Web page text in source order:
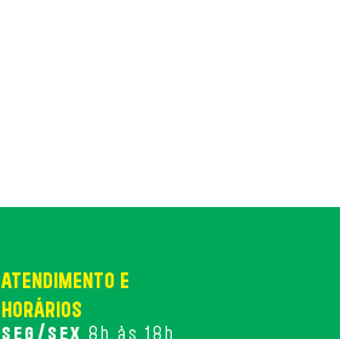
ATENDIMENTO E
HORÁRIOS
SEG/SEX 8h às 18h